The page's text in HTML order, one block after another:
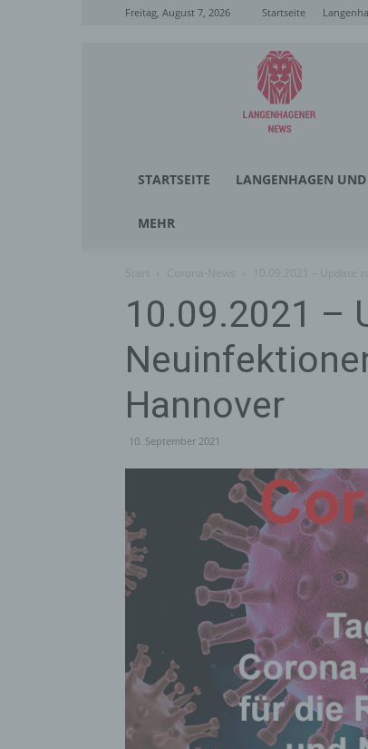
Freitag, August 7, 2026 Startseite
Langenhagener
News
STARTSEITE LANGENHAGEN UND
MEHR
10.09.2021 –
Hannover
10. September 2021